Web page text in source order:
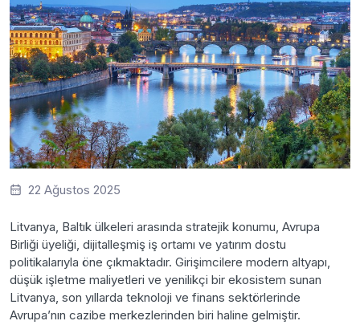
22 Ağustos 2025
Litvanya, Baltık ülkeleri arasında stratejik konumu, Avrupa
Birliği üyeliği, dijitalleşmiş iş ortamı ve yatırım dostu
politikalarıyla öne çıkmaktadır. Girişimcilere modern altyapı,
düşük işletme maliyetleri ve yenilikçi bir ekosistem sunan
Litvanya, son yıllarda teknoloji ve finans sektörlerinde
Avrupa’nın cazibe merkezlerinden biri haline gelmiştir.